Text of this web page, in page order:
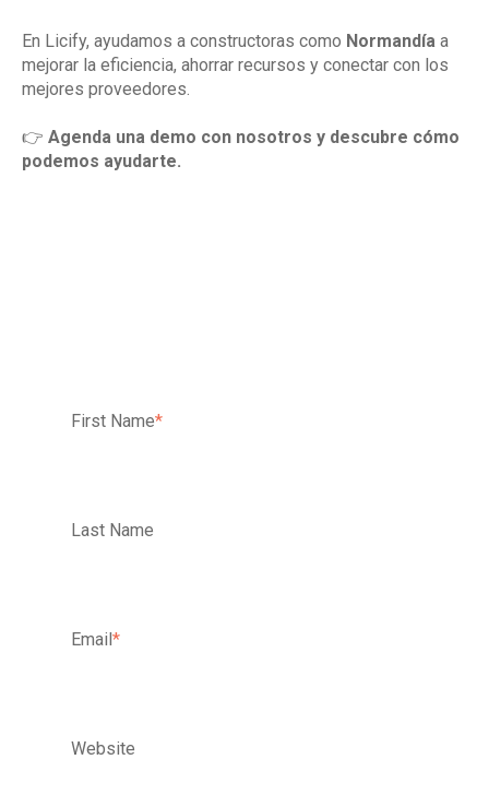
En Licify, ayudamos a constructoras como Normandía a
mejorar la eficiencia, ahorrar recursos y conectar con los
mejores proveedores.
👉 Agenda una demo con nosotros y descubre cómo
podemos ayudarte.
First Name*
Last Name
Email*
Website